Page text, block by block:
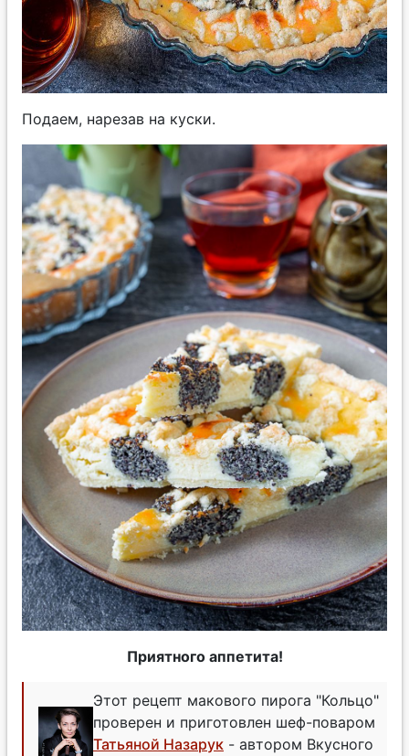
Подаем, нарезав на куски.
Приятного аппетита!
Этот рецепт макового пирога "Кольцо"
проверен и приготовлен шеф-поваром
Татьяной Назарук - автором Вкусного